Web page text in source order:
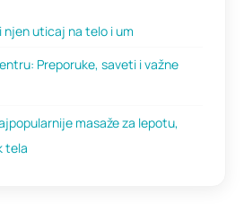
njen uticaj na telo i um
Preporuke, saveti i važne
masaže za lepotu,
tela